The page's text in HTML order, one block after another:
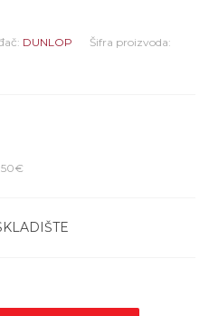
DUNLOP
Šifra proizvoda: